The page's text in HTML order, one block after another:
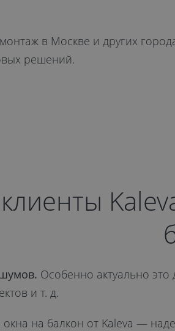
в Москве и других
решений.
Особенно актуально это
и т. д.
окна на балкон от Kaleva —